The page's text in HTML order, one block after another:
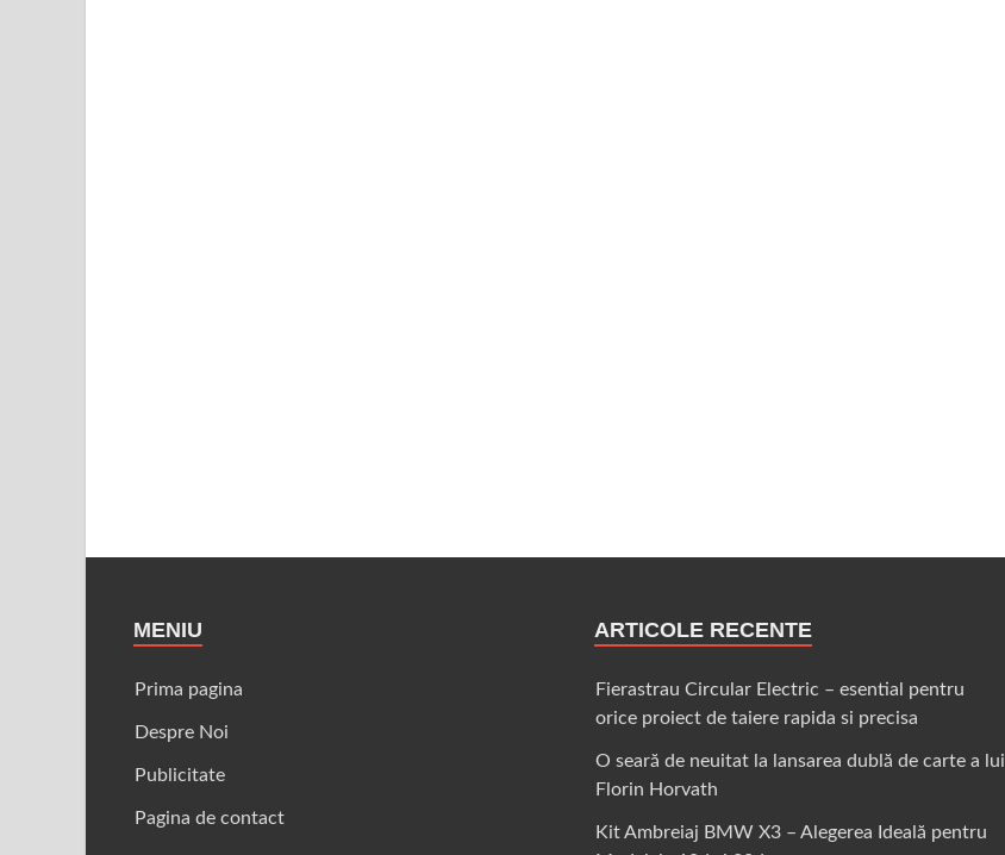
MENIU
Prima pagina
Despre Noi
Publicitate
Pagina de contact
ARTICOLE RECENTE
Fierastrau Circular Electric – esential pentru
orice proiect de taiere rapida si precisa
O seară de neuitat la lansarea dublă de carte a lui
Florin Horvath
Kit Ambreiaj BMW X3 – Alegerea Ideală pentru